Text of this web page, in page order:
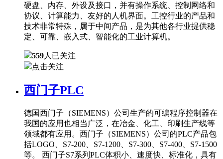
硬盘、内存、外设及接口，并有操作系统、控制网络和
协议、计算能力、友好的人机界面。工控行业的产品和
技术非常特殊，属于中间产品，是为其他各行业提供稳
定、可靠、嵌入式、智能化的工业计算机。
559人已关注
点击关注
西门子PLC
德国西门子（SIEMENS）公司生产的可编程序控制器在
我国的应用也相当广泛，在冶金、化工、印刷生产线等
领域都有应用。西门子（SIEMENS）公司的PLC产品包
括LOGO、S7-200、S7-1200、S7-300、S7-400、S7-1500
等。 西门子S7系列PLC体积小、速度快、标准化，具有